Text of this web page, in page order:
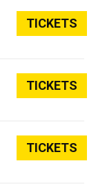
TICKETS
TICKETS
TICKETS